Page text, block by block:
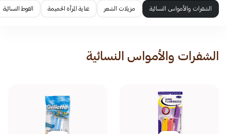
الشفرات والأمواس النسائية مزيلات الشعر عناية المرأة الحميمة الفوط النسائية
الشفرات والأمواس النسائية